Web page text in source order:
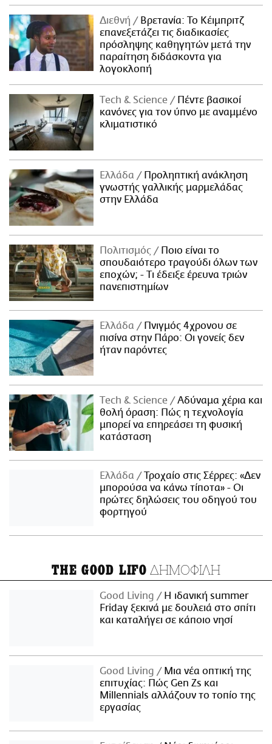
Διεθνή
Βρετανία: Το Κέιμπριτζ
επανεξετάζει τις διαδικασίες
πρόσληψης καθηγητών μετά την
παραίτηση διδάσκοντα για
λογοκλοπή
Τech & Science
Πέντε βασικοί
κανόνες για τον ύπνο με αναμμένο
κλιματιστικό
Ελλάδα
Προληπτική ανάκληση
γνωστής γαλλικής μαρμελάδας
στην Ελλάδα
Πολιτισμός
Ποιο είναι το
σπουδαιότερο τραγούδι όλων των
εποχών; - Τι έδειξε έρευνα τριών
πανεπιστημίων
Ελλάδα
Πνιγμός 4χρονου σε
πισίνα στην Πάρο: Οι γονείς δεν
ήταν παρόντες
Τech & Science
Αδύναμα χέρια και
θολή όραση: Πώς η τεχνολογία
μπορεί να επηρεάσει τη φυσική
κατάσταση
Ελλάδα
Τροχαίο στις Σέρρες: «Δεν
μπορούσα να κάνω τίποτα» - Οι
πρώτες δηλώσεις του οδηγού του
φορτηγού
THE GOOD LIFO ΔΗΜΟΦΙΛΗ
Good Living
Η ιδανική summer
Friday ξεκινά με δουλειά στο σπίτι
και καταλήγει σε κάποιο νησί
Good Living
Μια νέα οπτική της
επιτυχίας: Πώς Gen Zs και
Millennials αλλάζουν το τοπίο της
εργασίας